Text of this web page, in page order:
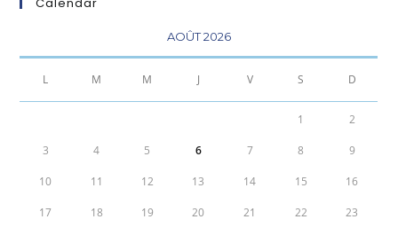
Calendar
AOÛT 2026
L M M J V S D
1 2
3 4 5 6 7 8 9
10 11 12 13 14 15 16
17 18 19 20 21 22 23